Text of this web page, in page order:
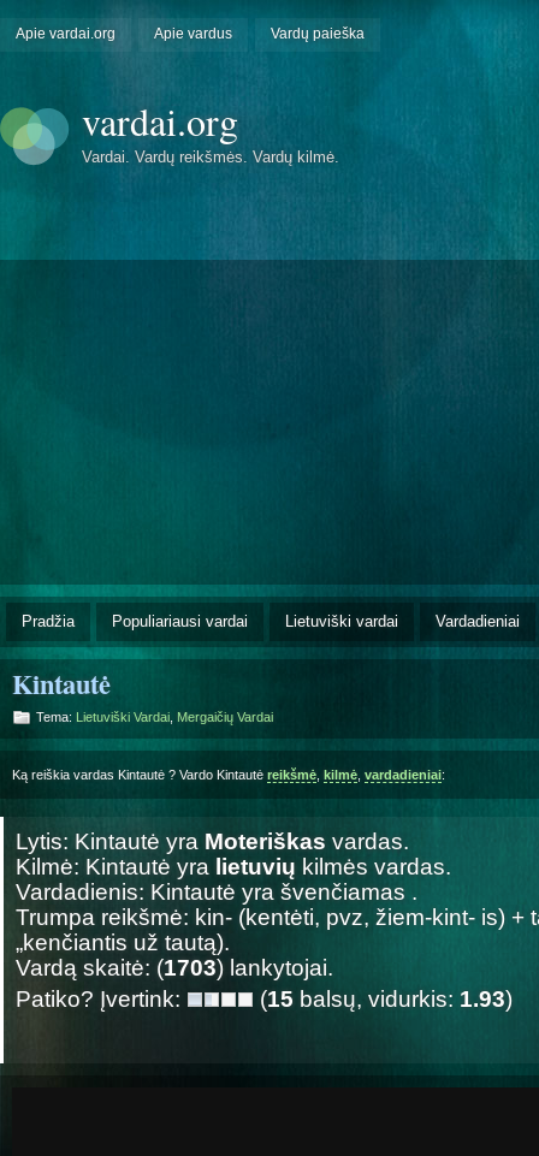
Apie vardai.org Apie vardus Vardų paieška
vardai.org
Vardai. Vardų reikšmės. Vardų kilmė.
Pradžia Populiariausi vardai Lietuviški vardai Vardadieniai
Kintautė
Tema: Lietuviški Vardai Mergaičių Vardai
Ką reiškia vardas Kintautė ? Vardo Kintautė reikšmė kilmė vardadieniai:
Lytis: Kintautė yra Moteriškas vardas.
Kilmė: Kintautė yra lietuvių kilmės vardas.
Vardadienis: Kintautė yra švenčiamas .
Trumpa reikšmė: kin- (kentėti, pvz, žiem-kint- is) +
„kenčiantis už tautą).
Vardą skaitė: (1703) lankytojai.
Patiko? Įvertink:
(15 balsų, vidurkis: 1.93)